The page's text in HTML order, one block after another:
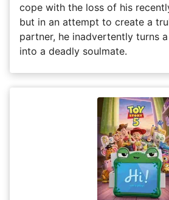
cope with the loss of his
but in an attempt to create a
partner, he inadvertently turns
into a deadly soulmate.